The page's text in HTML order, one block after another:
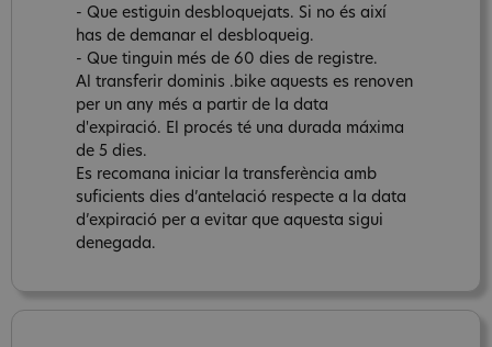
- Que estiguin desbloquejats. Si no és així
has de demanar el desbloqueig.
- Que tinguin més de 60 dies de registre.
Al transferir dominis .bike aquests es renoven
per un any més a partir de la data
d'expiració. El procés té una durada máxima
de 5 dies.
Es recomana iniciar la transferència amb
suficients dies d’antelació respecte a la data
d’expiració per a evitar que aquesta sigui
denegada.